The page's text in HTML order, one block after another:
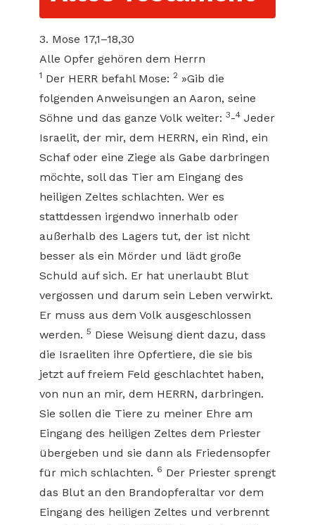
3. Mose 17,1–18,30
Alle Opfer gehören dem Herrn
1 Der HERR befahl Mose: 2 »Gib die
folgenden Anweisungen an Aaron, seine
Söhne und das ganze Volk weiter: 3-4 Jeder
Israelit, der mir, dem HERRN, ein Rind, ein
Schaf oder eine Ziege als Gabe darbringen
möchte, soll das Tier am Eingang des
heiligen Zeltes schlachten. Wer es
stattdessen irgendwo innerhalb oder
außerhalb des Lagers tut, der ist nicht
besser als ein Mörder und lädt große
Schuld auf sich. Er hat unerlaubt Blut
vergossen und darum sein Leben verwirkt.
Er muss aus dem Volk ausgeschlossen
werden. 5 Diese Weisung dient dazu, dass
die Israeliten ihre Opfertiere, die sie bis
jetzt auf freiem Feld geschlachtet haben,
von nun an mir, dem HERRN, darbringen.
Sie sollen die Tiere zu meiner Ehre am
Eingang des heiligen Zeltes dem Priester
übergeben und sie dann als Friedensopfer
für mich schlachten. 6 Der Priester sprengt
das Blut an den Brandopferaltar vor dem
Eingang des heiligen Zeltes und verbrennt